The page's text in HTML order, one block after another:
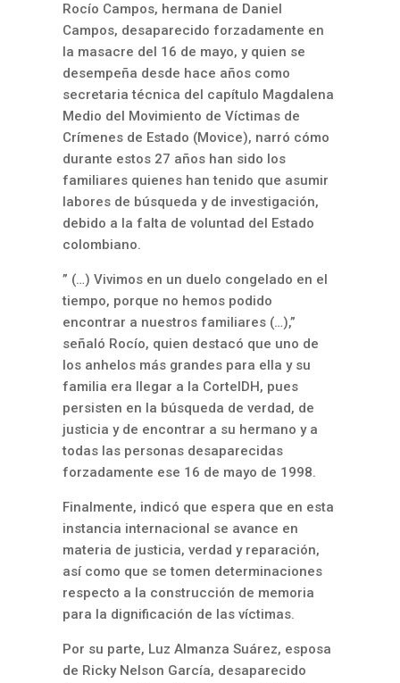
Rocío Campos, hermana de Daniel
Campos, desaparecido forzadamente en
la masacre del 16 de mayo, y quien se
desempeña desde hace años como
secretaria técnica del capítulo Magdalena
Medio del Movimiento de Víctimas de
Crímenes de Estado (Movice), narró cómo
durante estos 27 años han sido los
familiares quienes han tenido que asumir
labores de búsqueda y de investigación,
debido a la falta de voluntad del Estado
colombiano.
” (…) Vivimos en un duelo congelado en el
tiempo, porque no hemos podido
encontrar a nuestros familiares (…),”
señaló Rocío, quien destacó que uno de
los anhelos más grandes para ella y su
familia era llegar a la CorteIDH, pues
persisten en la búsqueda de verdad, de
justicia y de encontrar a su hermano y a
todas las personas desaparecidas
forzadamente ese 16 de mayo de 1998.
Finalmente, indicó que espera que en esta
instancia internacional se avance en
materia de justicia, verdad y reparación,
así como que se tomen determinaciones
respecto a la construcción de memoria
para la dignificación de las víctimas.
Por su parte, Luz Almanza Suárez, esposa
de Ricky Nelson García, desaparecido